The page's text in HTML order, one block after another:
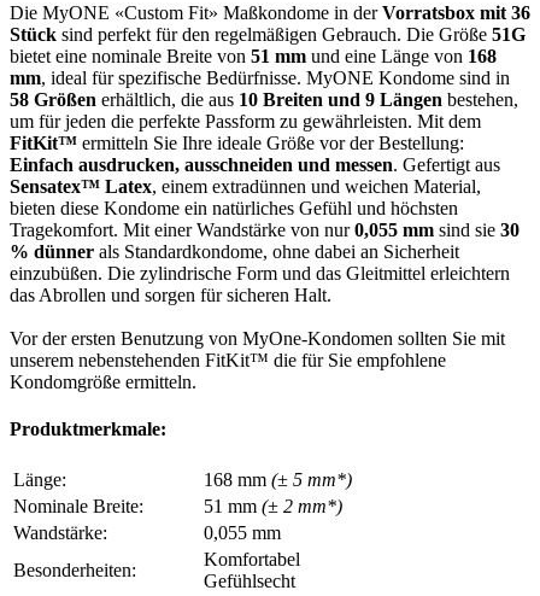
Die MyONE «Custom Fit» Maßkondome in derVorratsbox mit 36
Stück sind perfekt für den regelmäßigen Gebrauch. Die Größe 51G
bietet eine nominale Breite von 51 mm und eine Länge von 168
mm, ideal für spezifische Bedürfnisse. MyONE Kondome sind in
58 Größen erhältlich, die aus 10 Breiten und 9 Längen bestehen,
um für jeden die perfekte Passform zu gewährleisten. Mit dem
FitKit™ ermitteln Sie Ihre ideale Größe vor der Bestellung:
Einfach ausdrucken, ausschneiden und messen. Gefertigt aus
Sensatex™ Latex, einem extradünnen und weichen Material,
bieten diese Kondome ein natürliches Gefühl und höchsten
Tragekomfort. Mit einer Wandstärke von nur0,055 mm sind sie 30
% dünner als Standardkondome, ohne dabei an Sicherheit
einzubüßen. Die zylindrische Form und das Gleitmittel erleichtern
das Abrollen und sorgen für sicheren Halt.
Vor der ersten Benutzung von MyOne-Kondomen sollten Sie mit
unserem nebenstehenden FitKit™ die für Sie empfohlene
Kondomgröße ermitteln.
Produktmerkmale:
Länge: 168 mm (± 5 mm*)
Nominale Breite:
51 mm (± 2 mm*)
Wandstärke:
0,055 mm
Besonderheiten:
Komfortabel
Gefühlsecht